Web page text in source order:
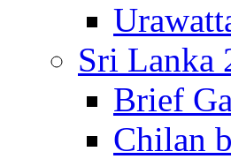
Sri Lanka
Brief
Chilan